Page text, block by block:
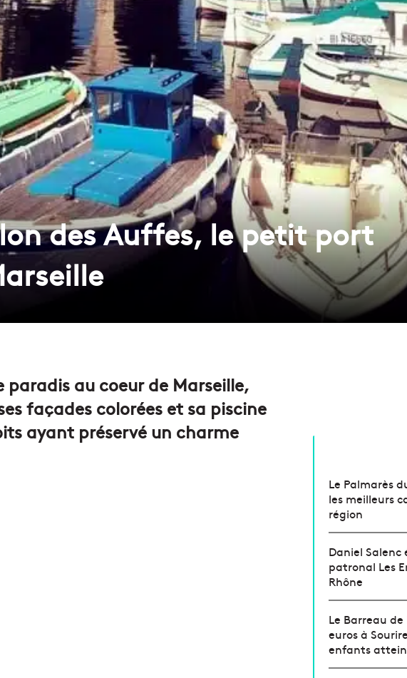
des Auffes, le petit port
paradis au coeur de Marseille,
façades colorées et sa piscine
ayant préservé un charme
Le Palmarès
les meilleurs
région
Daniel
patronal Les
Rhône
Le Barreau
euros à
enfants